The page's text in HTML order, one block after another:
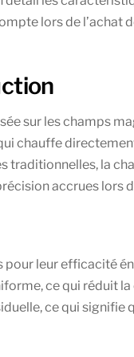
lors de l’achat
sur les champs
chauffe
traditionnelles, la
accrues lors
leur efficacité
ce qui réduit
ce qui signifie